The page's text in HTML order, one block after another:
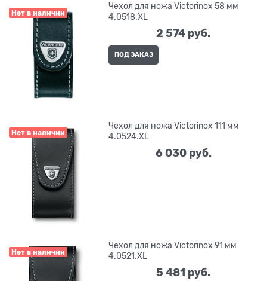
Нет в наличии
Чехол для ножа Victorinox 58 мм
4.0518.XL
2 574 руб.
ПОД ЗАКАЗ
Нет в наличии
Чехол для ножа Victorinox 111 мм
4.0524.XL
6 030 руб.
Нет в наличии
Чехол для ножа Victorinox 91 мм
4.0521.XL
5 481 руб.